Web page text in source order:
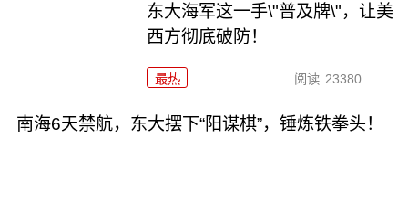
东大海军这一手\"普及牌\"，让美
西方彻底破防！
最热 阅读 23380
南海6天禁航，东大摆下“阳谋棋”，锤炼铁拳头！